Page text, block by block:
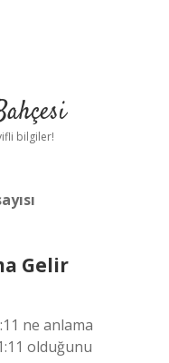
bilgiler!
Gelir
ne anlama
olduğunu